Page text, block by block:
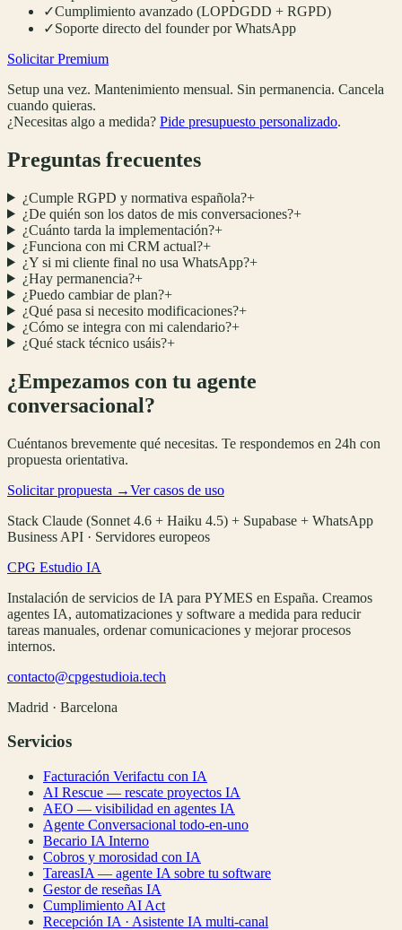
✓Cumplimiento avanzado (LOPDGDD + RGPD)
✓Soporte directo del founder por WhatsApp
Solicitar Premium
Setup una vez. Mantenimiento mensual. Sin permanencia. Cancela
cuando quieras.
¿Necesitas algo a medida? Pide presupuesto personalizado.
Preguntas frecuentes
¿Cumple RGPD y normativa española?+
¿De quién son los datos de mis conversaciones?+
¿Cuánto tarda la implementación?+
¿Funciona con mi CRM actual?+
¿Y si mi cliente final no usa WhatsApp?+
¿Hay permanencia?+
¿Puedo cambiar de plan?+
¿Qué pasa si necesito modificaciones?+
¿Cómo se integra con mi calendario?+
¿Qué stack técnico usáis?+
¿Empezamos con tu agente
conversacional?
Cuéntanos brevemente qué necesitas. Te respondemos en 24h con
propuesta orientativa.
Solicitar propuesta →Ver casos de uso
Stack Claude (Sonnet 4.6 + Haiku 4.5) + Supabase + WhatsApp
Business API · Servidores europeos
CPG Estudio IA
Instalación de servicios de IA para PYMES en España. Creamos
agentes IA, automatizaciones y software a medida para reducir
tareas manuales, ordenar comunicaciones y mejorar procesos
internos.
contacto@cpgestudioia.tech
Madrid · Barcelona
Servicios
Facturación Verifactu con IA
AI Rescue — rescate proyectos IA
AEO — visibilidad en agentes IA
Agente Conversacional todo-en-uno
Becario IA Interno
Cobros y morosidad con IA
TareasIA — agente IA sobre tu software
Gestor de reseñas IA
Cumplimiento AI Act
Recepción IA · Asistente IA multi-canal